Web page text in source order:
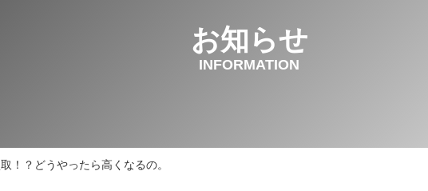
お知らせ
INFORMATION
！？どうやったら高くなるの。